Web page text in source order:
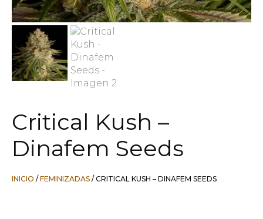
Critical Kush –
Dinafem Seeds
INICIO / FEMINIZADAS / CRITICAL KUSH – DINAFEM SEEDS